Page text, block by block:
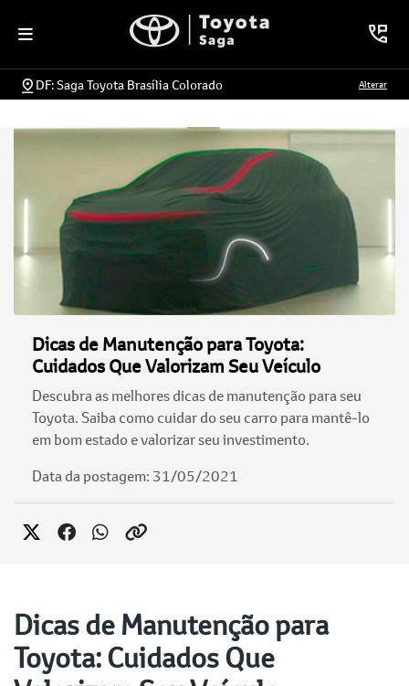
DF: Saga Toyota Brasília Colorado Alterar
Dicas de Manutenção para Toyota:
Cuidados Que Valorizam Seu Veículo
Descubra as melhores dicas de manutenção para seu
Toyota. Saiba como cuidar do seu carro para mantê-lo
em bom estado e valorizar seu investimento.
Data da postagem: 31/05/2021
Dicas de Manutenção para
Toyota: Cuidados Que